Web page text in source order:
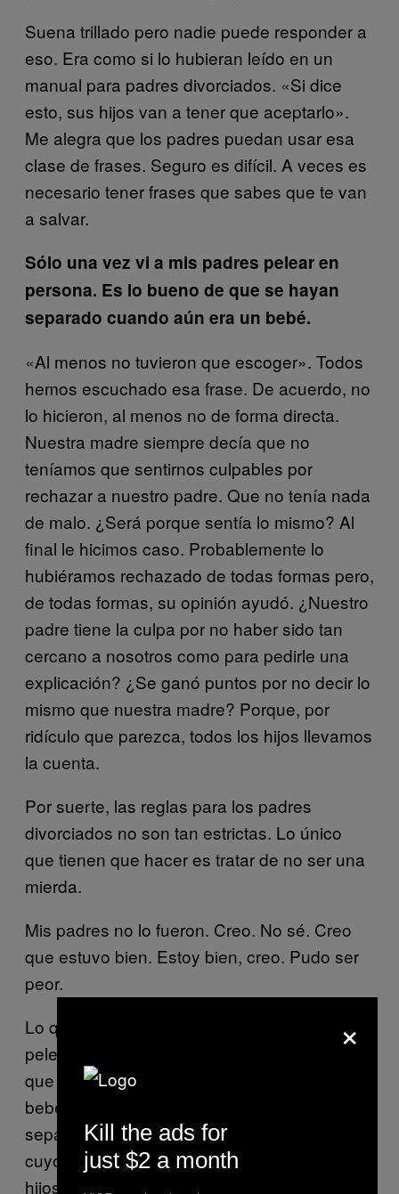
Suena trillado pero nadie puede responder a
eso. Era como si lo hubieran leído en un
manual para padres divorciados. «Si dice
esto, sus hijos van a tener que aceptarlo».
Me alegra que los padres puedan usar esa
clase de frases. Seguro es difícil. A veces es
necesario tener frases que sabes que te van
a salvar.
Sólo una vez vi a mis padres pelear en
persona. Es lo bueno de que se hayan
separado cuando aún era un bebé.
«Al menos no tuvieron que escoger». Todos
hemos escuchado esa frase. De acuerdo, no
lo hicieron, al menos no de forma directa.
Nuestra madre siempre decía que no
teníamos que sentirnos culpables por
rechazar a nuestro padre. Que no tenía nada
de malo. ¿Será porque sentía lo mismo? Al
final le hicimos caso. Probablemente lo
hubiéramos rechazado de todas formas pero,
de todas formas, su opinión ayudó. ¿Nuestro
padre tiene la culpa por no haber sido tan
cercano a nosotros como para pedirle una
explicación? ¿Se ganó puntos por no decir lo
mismo que nuestra madre? Porque, por
ridículo que parezca, todos los hijos llevamos
la cuenta.
Por suerte, las reglas para los padres
divorciados no son tan estrictas. Lo único
que tienen que hacer es tratar de no ser una
mierda.
Mis padres no lo fueron. Creo. No sé. Creo
que estuvo bien. Estoy bien, creo. Pudo ser
peor.
Lo que sí sé es que sólo vi a mis padres
pelear en persona una vez. Es lo bueno de
que se hayan separado cuando aún era un
bebé. Nunca vi el alboroto antes de la
separación, a diferencia de mis amigos,
cuyos padres se divorciaron cuando sus
hijos iban en secundaria, en preparatoria o
×
Kill the ads for
just $2 a month